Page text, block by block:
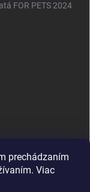
prechádzaním
Viac
FOR PETS 2024